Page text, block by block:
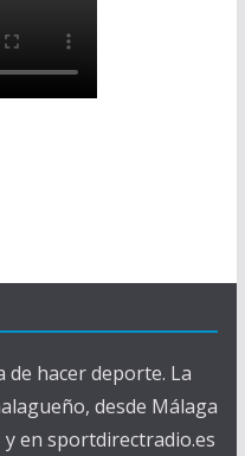
hacer deporte. La
desde Málaga
y en sportdirectradio.es